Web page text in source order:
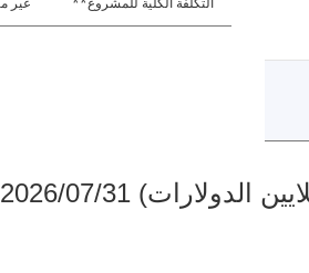
2026/07/31